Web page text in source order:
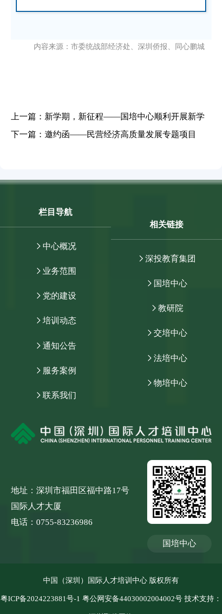
内容来源：市委统战部经济处、深圳侨报、同心鹏城
上一篇：新学期，新征程——国培中心顺利开展新学
期外籍教师岗前培训
下一篇：邀约函——民营经济高质量发展专题项目
栏目导航
中心概况
业务范围
党的建设
培训动态
通知公告
服务案例
联系我们
相关链接
深投教育集团
国培中心
教研院
交培中心
法培中心
物培中心
地址：深圳市福田区福中路17号
国际人才大厦
电话：0755-83236986
国培中心
中国（深圳）国际人才培训中心 版权所有
粤ICP备2024223881号-1 粤公网安备44030002004002号 技术支持：